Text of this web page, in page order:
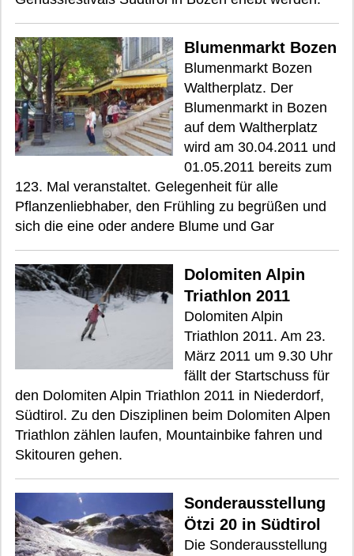
Blumenmarkt Bozen
Blumenmarkt Bozen
Waltherplatz. Der
Blumenmarkt in Bozen
auf dem Waltherplatz
wird am 30.04.2011 und
01.05.2011 bereits zum
123. Mal veranstaltet. Gelegenheit für alle
Pflanzenliebhaber, den Frühling zu begrüßen und
sich die eine oder andere Blume und Gar
Dolomiten Alpin
Triathlon 2011
Dolomiten Alpin
Triathlon 2011. Am 23.
März 2011 um 9.30 Uhr
fällt der Startschuss für
den Dolomiten Alpin Triathlon 2011 in Niederdorf,
Südtirol. Zu den Disziplinen beim Dolomiten Alpen
Triathlon zählen laufen, Mountainbike fahren und
Skitouren gehen.
Sonderausstellung
Ötzi 20 in Südtirol
Die Sonderausstellung